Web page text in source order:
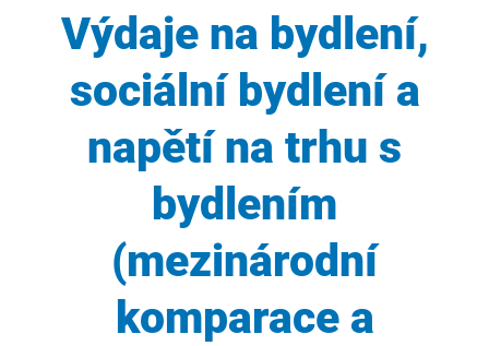
Výdaje na bydlení,
sociální bydlení a
napětí na trhu s
bydlením
(mezinárodní
komparace a